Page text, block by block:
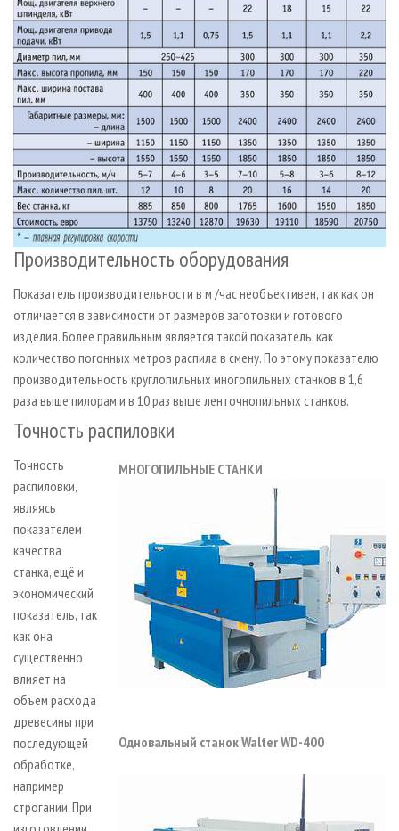
Производительность оборудования
Показатель производительности в м /час необъективен, так как он
отличается в зависимости от размеров заготовки и готового
изделия. Более правильным является такой показатель, как
количество погонных метров распила в смену. По этому показателю
производительность круглопильных многопильных станков в 1,6
раза выше пилорам и в 10 раз выше ленточнопильных станков.
Точность распиловки
МНОГОПИЛЬНЫЕ СТАНКИ
Одновальный станок Walter WD-400
Точность
распиловки,
являясь
показателем
качества
станка, ещё и
экономический
показатель, так
как она
существенно
влияет на
объем расхода
древесины при
последующей
обработке,
например
строгании. При